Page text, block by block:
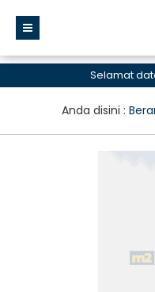
Selamat
Anda disini :